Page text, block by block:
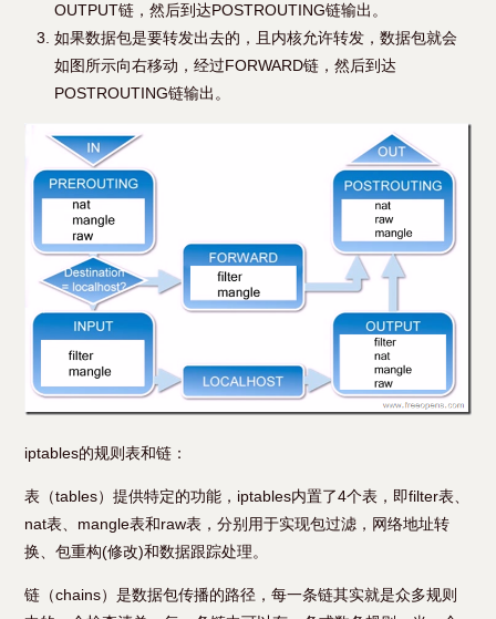
OUTPUT链，然后到达POSTROUTING链输出。
如果数据包是要转发出去的，且内核允许转发，数据包就会
如图所示向右移动，经过FORWARD链，然后到达
POSTROUTING链输出。
iptables的规则表和链：
表（tables）提供特定的功能，iptables内置了4个表，即filter表、
nat表、mangle表和raw表，分别用于实现包过滤，网络地址转
换、包重构(修改)和数据跟踪处理。
链（chains）是数据包传播的路径，每一条链其实就是众多规则